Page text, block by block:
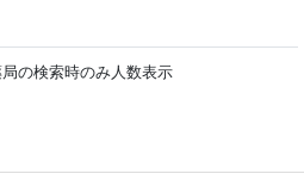
の検索時のみ人数表示